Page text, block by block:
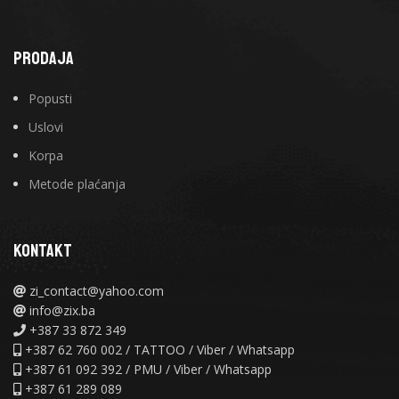
PRODAJA
Popusti
Uslovi
Korpa
Metode plaćanja
KONTAKT
zi_contact@yahoo.com
info@zix.ba
+387 33 872 349
+387 62 760 002 / TATTOO / Viber / Whatsapp
+387 61 092 392 / PMU / Viber / Whatsapp
+387 61 289 089